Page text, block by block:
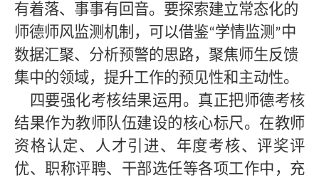
有着落、事事有回音。要探索建立常态化的
师德师风监测机制，可以借鉴“学情监测 ”中
数据汇聚、分析预警的思路，聚焦师生反馈
集中的领域，提升工作的预见性和主动性。
四要强化考核结果运用。真正把师德考核
结果作为教师队伍建设的核心标尺。在教师
资格认定、人才引进、年度考核、评奖评
优、职称评聘、干部选任等各项工作中，充